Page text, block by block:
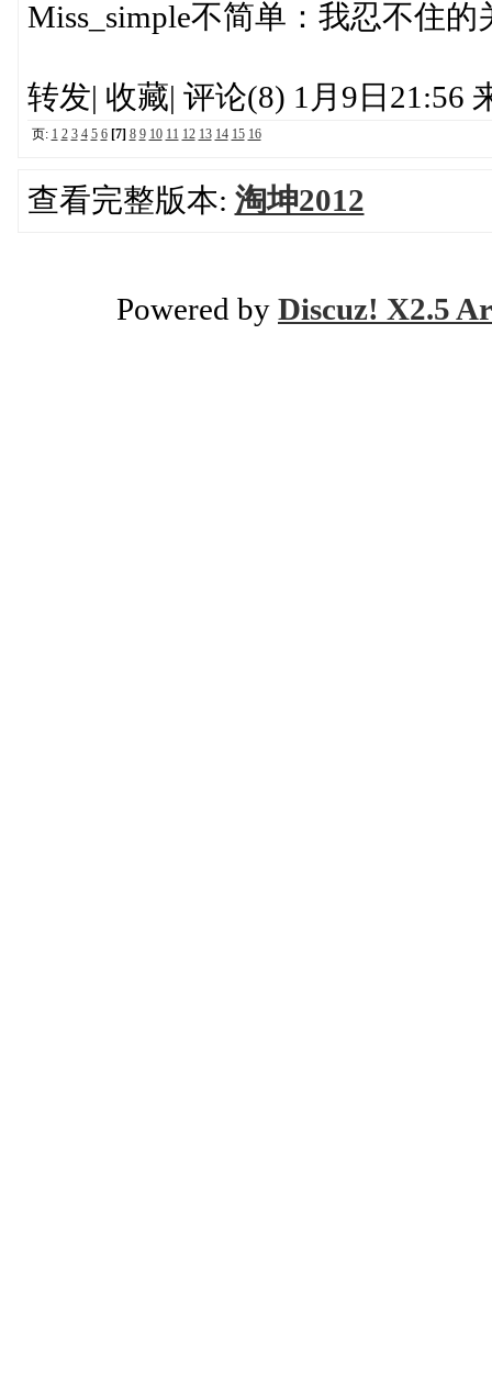
Miss_simple不简单：我忍不住的
转发| 收藏| 评论(8) 1月9日21:56
页: 1 2 3 4 5 6 [7] 8 9 10 11 12 13 14 15 16
查看完整版本: 淘坤2012
Powered by Discuz! X2.5